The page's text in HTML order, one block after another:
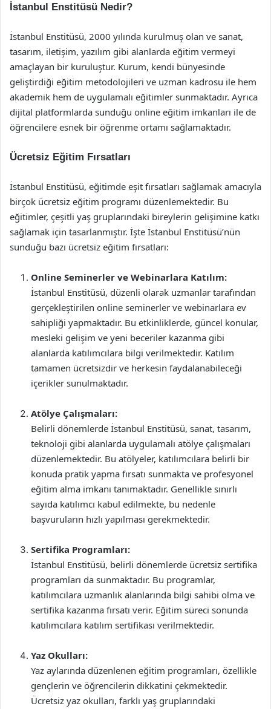
İstanbul Enstitüsü Nedir?
İstanbul Enstitüsü, 2000 yılında kurulmuş olan ve sanat,
tasarım, iletişim, yazılım gibi alanlarda eğitim vermeyi
amaçlayan bir kuruluştur. Kurum, kendi bünyesinde
geliştirdiği eğitim metodolojileri ve uzman kadrosu ile hem
akademik hem de uygulamalı eğitimler sunmaktadır. Ayrıca
dijital platformlarda sunduğu online eğitim imkanları ile de
öğrencilere esnek bir öğrenme ortamı sağlamaktadır.
Ücretsiz Eğitim Fırsatları
İstanbul Enstitüsü, eğitimde eşit fırsatları sağlamak amacıyla
birçok ücretsiz eğitim programı düzenlemektedir. Bu
eğitimler, çeşitli yaş gruplarındaki bireylerin gelişimine katkı
sağlamak için tasarlanmıştır. İşte İstanbul Enstitüsü’nün
sunduğu bazı ücretsiz eğitim fırsatları:
Online Seminerler ve Webinarlara Katılım:
İstanbul Enstitüsü, düzenli olarak uzmanlar tarafından
gerçekleştirilen online seminerler ve webinarlara ev
sahipliği yapmaktadır. Bu etkinliklerde, güncel konular,
mesleki gelişim ve yeni beceriler kazanma gibi
alanlarda katılımcılara bilgi verilmektedir. Katılım
tamamen ücretsizdir ve herkesin faydalanabileceği
içerikler sunulmaktadır.
Atölye Çalışmaları:
Belirli dönemlerde İstanbul Enstitüsü, sanat, tasarım,
teknoloji gibi alanlarda uygulamalı atölye çalışmaları
düzenlemektedir. Bu atölyeler, katılımcılara belirli bir
konuda pratik yapma fırsatı sunmakta ve profesyonel
eğitim alma imkanı tanımaktadır. Genellikle sınırlı
sayıda katılımcı kabul edilmekte, bu nedenle
başvuruların hızlı yapılması gerekmektedir.
Sertifika Programları:
İstanbul Enstitüsü, belirli dönemlerde ücretsiz sertifika
programları da sunmaktadır. Bu programlar,
katılımcılara uzmanlık alanlarında bilgi sahibi olma ve
sertifika kazanma fırsatı verir. Eğitim süreci sonunda
katılımcılara katılım sertifikası verilmektedir.
Yaz Okulları:
Yaz aylarında düzenlenen eğitim programları, özellikle
gençlerin ve öğrencilerin dikkatini çekmektedir.
Ücretsiz yaz okulları, farklı yaş gruplarındaki